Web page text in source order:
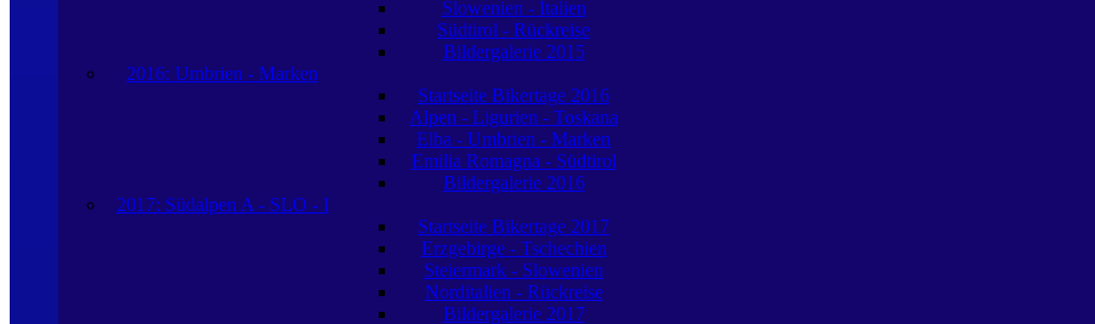
Slowenien - Italien
Südtirol - Rückreise
Bildergalerie 2015
2016: Umbrien - Marken
Startseite Bikertage 2016
Alpen - Ligurien - Toskana
Elba - Umbrien - Marken
Emilia Romagna - Südtirol
Bildergalerie 2016
2017: Südalpen A - SLO - I
Startseite Bikertage 2017
Erzgebirge - Tschechien
Steiermark - Slowenien
Norditalien - Rückreise
Bildergalerie 2017